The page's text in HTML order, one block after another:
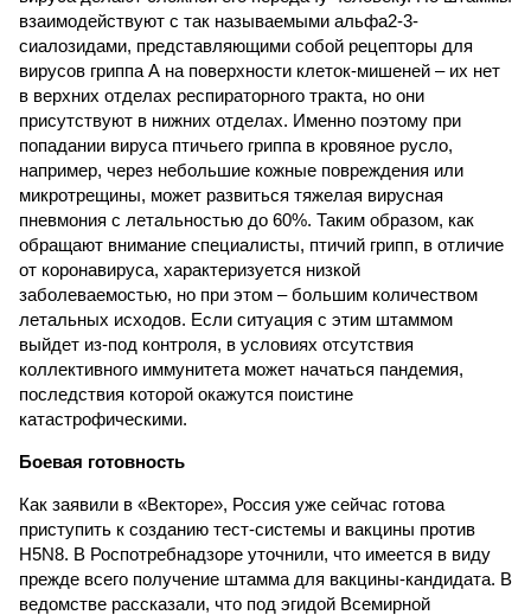
взаимодействуют с так называемыми альфа2-3-
сиалозидами, представляющими собой рецепторы для
вирусов гриппа А на поверхности клеток-мишеней – их нет
в верхних отделах респираторного тракта, но они
присутствуют в нижних отделах. Именно поэтому при
попадании вируса птичьего гриппа в кровяное русло,
например, через небольшие кожные повреждения или
микротрещины, может развиться тяжелая вирусная
пневмония с летальностью до 60%. Таким образом, как
обращают внимание специалисты, птичий грипп, в отличие
от коронавируса, характеризуется низкой
заболеваемостью, но при этом – большим количеством
летальных исходов. Если ситуация с этим штаммом
выйдет из-под контроля, в условиях отсутствия
коллективного иммунитета может начаться пандемия,
последствия которой окажутся поистине
катастрофическими.
Боевая готовность
Как заявили в «Векторе», Россия уже сейчас готова
приступить к созданию тест-системы и вакцины против
H5N8. В Роспотребнадзоре уточнили, что имеется в виду
прежде всего получение штамма для вакцины-кандидата. В
ведомстве рассказали, что под эгидой Всемирной